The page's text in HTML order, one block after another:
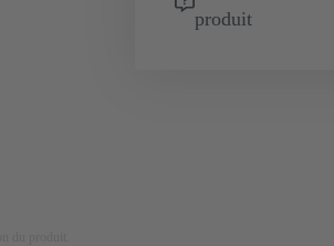
produit